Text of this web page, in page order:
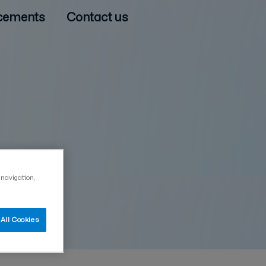
Contact us
Cookies